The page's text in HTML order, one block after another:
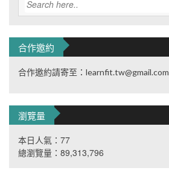
合作邀約
合作邀約請寄至：learnfit.tw@gmail.com
瀏覽量
本日人氣：77
總瀏覽量：89,313,796